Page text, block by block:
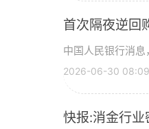
首次隔夜逆回
中国人民银行消
2026-06-30
快报:消金行